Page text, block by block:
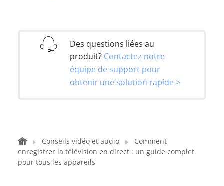
Des questions liées au
produit? Contactez notre
équipe de support pour
obtenir une solution rapide >
Conseils vidéo et audio
Comment
enregistrer la télévision en direct : un guide complet
pour tous les appareils